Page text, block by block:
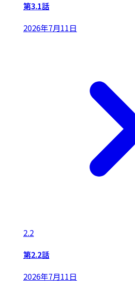
第3.1話
2026年7月11日
2.2
第2.2話
2026年7月11日